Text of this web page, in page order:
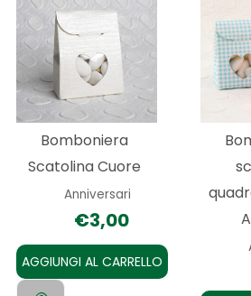
Bomboniera
Scatolina Cuore
Anniversari
€3,00
AGGIUNGI AL CARRELLO